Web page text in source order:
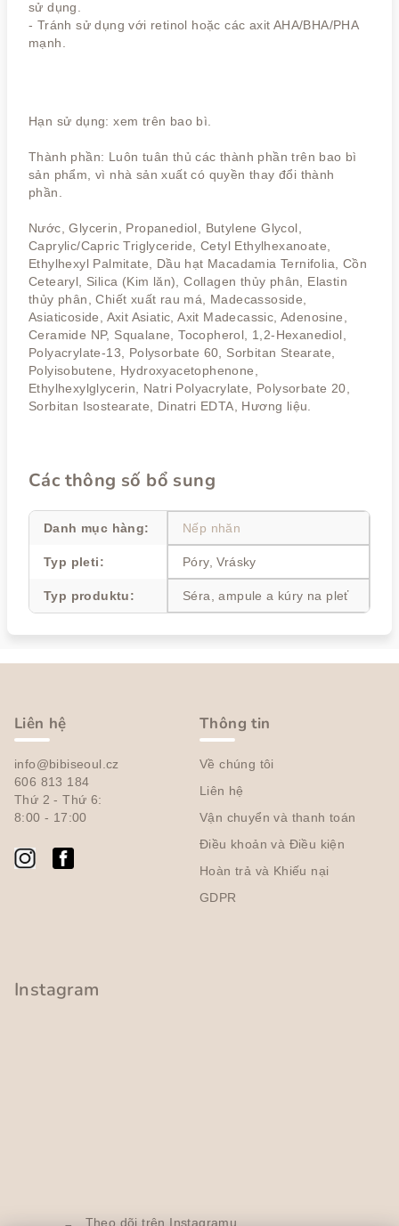
sử dụng.
- Tránh sử dụng với retinol hoặc các axit AHA/BHA/PHA
mạnh.
Hạn sử dụng: xem trên bao bì.
Thành phần: Luôn tuân thủ các thành phần trên bao bì
sản phẩm, vì nhà sản xuất có quyền thay đổi thành
phần.
Nước, Glycerin, Propanediol, Butylene Glycol,
Caprylic/Capric Triglyceride, Cetyl Ethylhexanoate,
Ethylhexyl Palmitate, Dầu hạt Macadamia Ternifolia, Cồn
Cetearyl, Silica (Kim lăn), Collagen thủy phân, Elastin
thủy phân, Chiết xuất rau má, Madecassoside,
Asiaticoside, Axit Asiatic, Axit Madecassic, Adenosine,
Ceramide NP, Squalane, Tocopherol, 1,2-Hexanediol,
Polyacrylate-13, Polysorbate 60, Sorbitan Stearate,
Polyisobutene, Hydroxyacetophenone,
Ethylhexylglycerin, Natri Polyacrylate, Polysorbate 20,
Sorbitan Isostearate, Dinatri EDTA, Hương liệu.
Các thông số bổ sung
Danh mục hàng: Nếp nhăn
Typ pleti: Póry, Vrásky
Typ produktu: Séra, ampule a kúry na pleť
Liên hệ
info@bibiseoul.cz
606 813 184
Thứ 2 - Thứ 6:
8:00 - 17:00
Thông tin
Về chúng tôi
Liên hệ
Vận chuyển và thanh toán
Điều khoản và Điều kiện
Hoàn trả và Khiếu nại
GDPR
Instagram
Theo dõi trên Instagramu